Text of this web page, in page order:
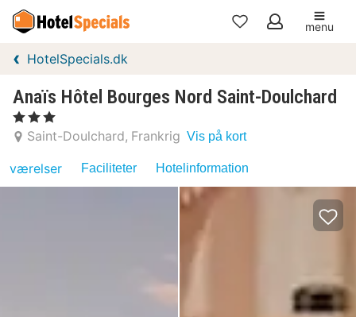
Mine
menu
HotelSpecials.dk
Anaïs Hôtel Bourges Nord Saint-Doulchard
, 3 Stjerner
Saint-Doulchard Frankrig Vis på kort
værelser Faciliteter Hotelinformation